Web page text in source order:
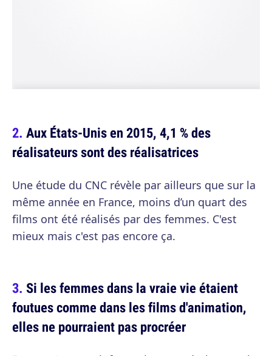
Aux États-Unis en 2015, 4,1 % des
réalisateurs sont des réalisatrices
Une étude du CNC révèle par ailleurs que sur la
même année en France, moins d’un quart des
films ont été réalisés par des femmes. C'est
mieux mais c'est pas encore ça.
Si les femmes dans la vraie vie étaient
foutues comme dans les films d'animation,
elles ne pourraient pas procréer